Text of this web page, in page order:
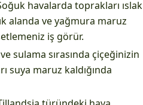
havalarda toprakları ıslak
alanda ve yağmura maruz
iş görür.
sulama sırasında çiçeğinizin
suya maruz kaldığında